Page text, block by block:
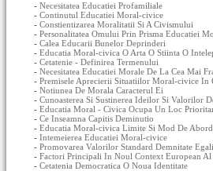
- Necesitatea Educatiei Profamiliale
- Continutul Educatiei Moral-civice
- Constientizarea Moralitatii Si A Civismului
- Personalitatea Omului Prin Prisma Educatiei
- Calea Educarii Bunelor Deprinderi
- Educatia Moral-civica O Arta O Stiinta O
- Cetatenie - Definirea Termenului
- Necesitatea Educatiei Morale De La Cea Mai
- Premisele Aprecierii Situatiilor Moral-civice In
- Notiunea De Morala Caracterul Ei
- Cunoasterea Si Sustinerea Ideilor Si Valorilor
- Educatia Moral - Civica Ocupa Un Loc
- Ce Inseamna Capitis Deminutio
- Educatia Moral-civica Limite Si Mod De
- Intemeierea Educatiei Moral-civice
- Promovarea Valorilor Standard Demnitate
- Factori Principali In Noul Context European
- Cetatenia Democratica O Noua Identitate